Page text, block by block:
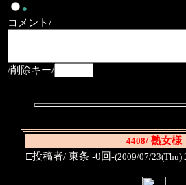
●
コメント/
/削除キー/
4408/ 熟女様
□投稿者/ 東条 -0回-(2009/07/23(Thu)